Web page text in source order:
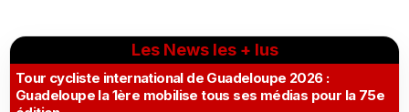
Les News les + lus
Tour cycliste international de Guadeloupe 2026 :
Guadeloupe la 1ère mobilise tous ses médias pour la 75e